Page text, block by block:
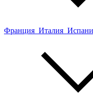
Франция Италия